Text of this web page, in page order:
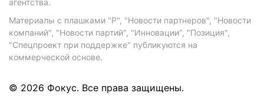
агентства.
Материалы с плашками "Р", "Новости партнеров", "Новости
компаний", "Новости партий", "Инновации", "Позиция",
"Спецпроект при поддержке" публикуются на
коммерческой основе.
© 2026 Фокус. Все права защищены.